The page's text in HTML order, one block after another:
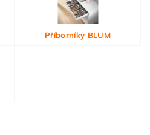
Příborníky BLUM